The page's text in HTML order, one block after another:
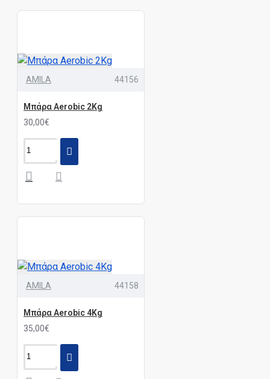
AMILA 44156
Μπάρα Aerobic 2Kg
30,00€
AMILA 44158
Μπάρα Aerobic 4Kg
35,00€